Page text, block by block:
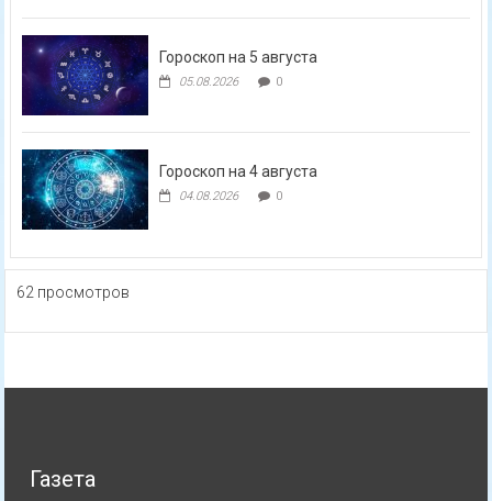
Гороскоп на 5 августа
05.08.2026 0
Гороскоп на 4 августа
04.08.2026 0
62 просмотров
Газета